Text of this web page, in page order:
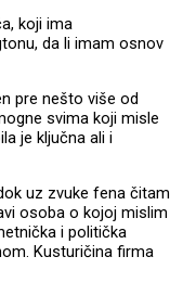
koji ima
da li imam osnov
pre nešto više od
svima koji misle
je ključna ali i
uz zvuke fena čitam
osoba o kojoj mislim
i politička
Kusturičina firma